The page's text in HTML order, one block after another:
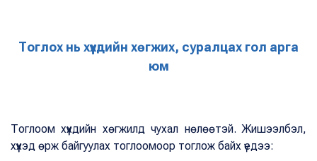
Тоглох нь хүүхдийн хөгжих, суралцах гол арга
юм
Тоглоом хүүхдийн хөгжилд чухал нөлөөтэй. Жишээлбэл,
хүүхэд өрж байгуулах тоглоомоор тоглож байх үедээ: